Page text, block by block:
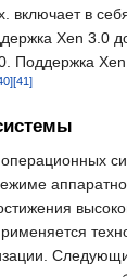
включает в
Xen 3.0
Поддержка